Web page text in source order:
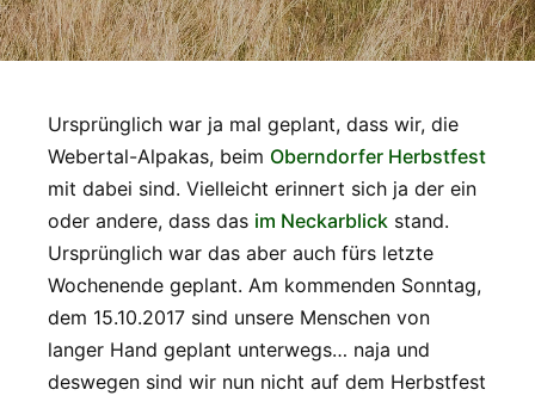
Ursprünglich war ja mal geplant, dass wir, die
Webertal-Alpakas, beim Oberndorfer Herbstfest
mit dabei sind. Vielleicht erinnert sich ja der ein
oder andere, dass das im Neckarblick stand.
Ursprünglich war das aber auch fürs letzte
Wochenende geplant. Am kommenden Sonntag,
dem 15.10.2017 sind unsere Menschen von
langer Hand geplant unterwegs… naja und
deswegen sind wir nun nicht auf dem Herbstfest